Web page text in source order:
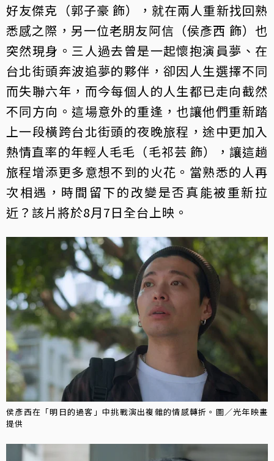
好友傑克（郭子豪 飾），就在兩人重新找回熟
悉感之際，另一位老朋友阿信（侯彥西 飾）也
突然現身。三人過去曾是一起懷抱演員夢、在
台北街頭奔波追夢的夥伴，卻因人生選擇不同
而失聯六年，而今每個人的人生都已走向截然
不同方向。這場意外的重逢，也讓他們重新踏
上一段橫跨台北街頭的夜晚旅程，途中更加入
熱情直率的年輕人毛毛（毛祁芸 飾），讓這趟
旅程增添更多意想不到的火花。當熟悉的人再
次相遇，時間留下的改變是否真能被重新拉
近？該片將於8月7日全台上映。
侯彥西在「明日的過客」中挑戰演出複雜的情感轉折。圖／光年映畫
提供